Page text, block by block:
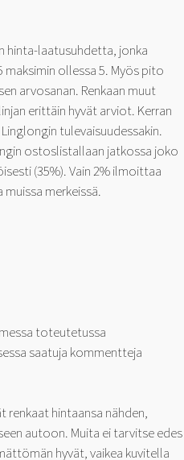
hinta-laatusuhdetta, jonka
ollessa 5. Myös pito
arvosanan. Renkaan muut
erittäin hyvät arviot. Kerran
tulevaisuudessakin.
ostoslistallaan jatkossa joko
(35%). Vain 2% ilmoittaa
merkeissä.
toteutetussa
saatuja kommentteja
renkaat hintaansa nähden,
autoon. Muita ei tarvitse edes
hyvät, vaikea kuvitella